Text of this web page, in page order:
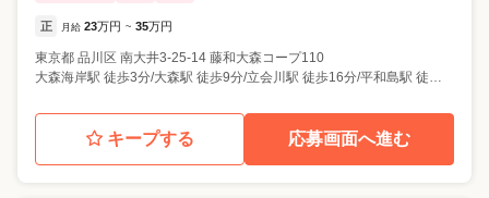
正 月給 23万円 ~ 35万円
東京都 品川区 南大井3-25-14 藤和大森コープ110
大森海岸駅 徒歩3分/大森駅 徒歩9分/立会川駅 徒歩16分/平和島駅 徒歩17分
キープする 応募画面へ進む